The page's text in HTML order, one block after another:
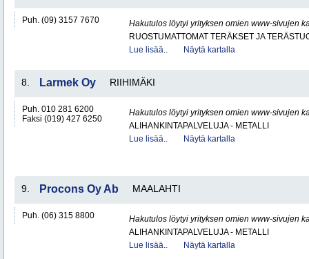
Puh. (09) 3157 7670
Hakutulos löytyi yrityksen omien www-sivujen
RUOSTUMATTOMAT TERÄKSET JA
Lue lisää..
Näytä kartalla
8. Larmek Oy RIIHIMÄKI
Puh. 010 281 6200
Faksi (019) 427 6250
Hakutulos löytyi yrityksen omien www-sivujen
ALIHANKINTAPALVELUJA - METALLI
Lue lisää..
Näytä kartalla
9. Procons Oy Ab MAALAHTI
Puh. (06) 315 8800
Hakutulos löytyi yrityksen omien www-sivujen
ALIHANKINTAPALVELUJA - METALLI
Lue lisää..
Näytä kartalla